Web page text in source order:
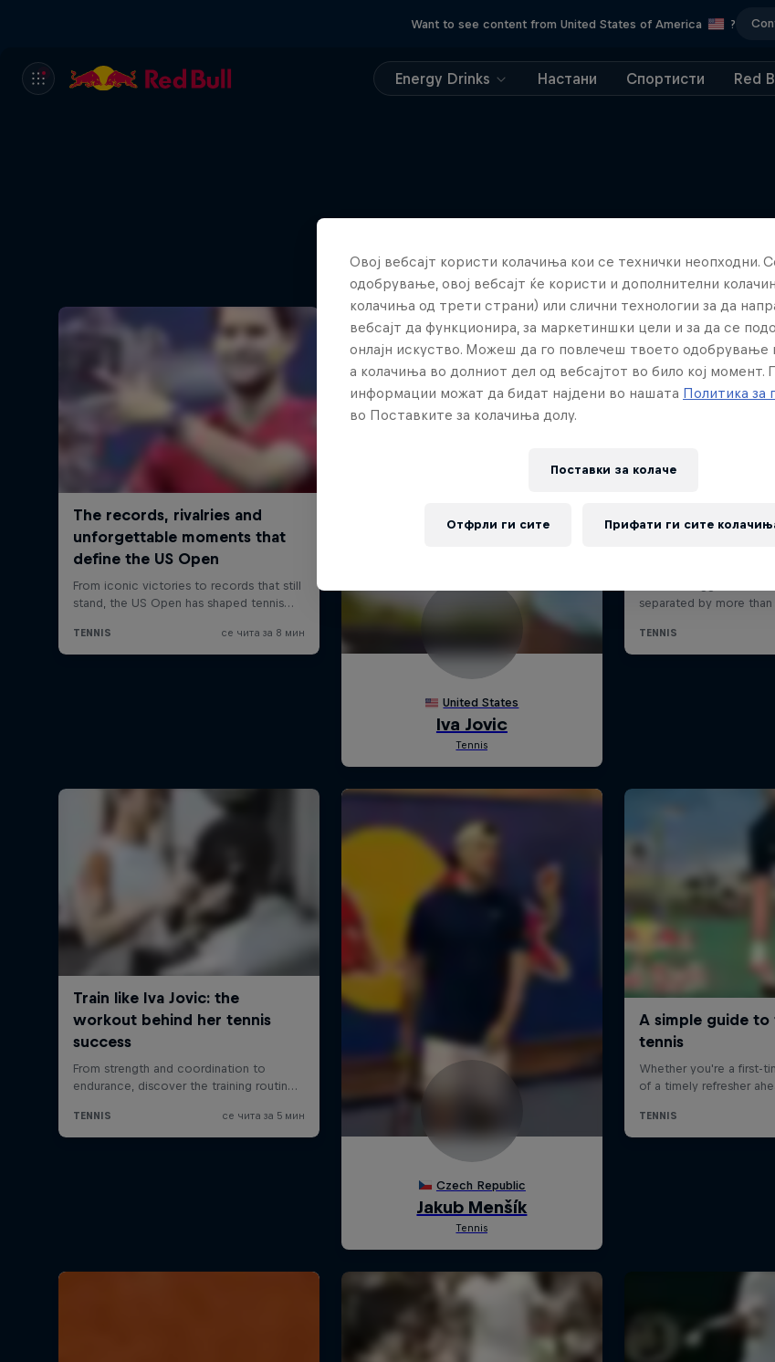
Want to see content from United States of America ?
Energy Drinks Настани Спортисти Red
Овој вебсајт користи колачиња кои се технички неопходни.
одобрување, овој вебсајт ќе користи и дополнителни
колачиња од трети страни) или слични технологии за да
вебсајт да функционира, за маркетиншки цели и за да се
онлајн искуство. Можеш да го повлечеш твоето одобрување
а колачиња во долниот дел од вебсајтот во било кој момент.
информации можат да бидат најдени во нашата Политика за
во Поставките за колачиња долу.
Поставки за колачe
Отфрли ги сите Прифати ги сите